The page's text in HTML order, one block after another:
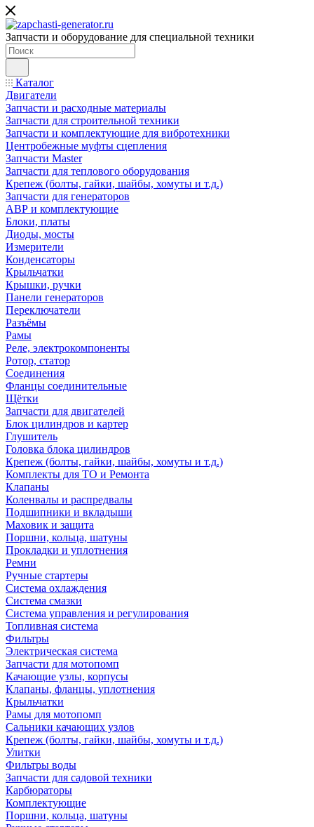
Запчасти и оборудование для специальной техники
Каталог
Двигатели
Запчасти и расходные материалы
Запчасти для строительной техники
Запчасти и комплектующие для вибротехники
Центробежные муфты сцепления
Запчасти Master
Запчасти для теплового оборудования
Крепеж (болты, гайки, шайбы, хомуты и т.д.)
Запчасти для генераторов
АВР и комплектующие
Блоки, платы
Диоды, мосты
Измерители
Конденсаторы
Крыльчатки
Крышки, ручки
Панели генераторов
Переключатели
Разъёмы
Рамы
Реле, электрокомпоненты
Ротор, статор
Соединения
Фланцы соединительные
Щётки
Запчасти для двигателей
Блок цилиндров и картер
Глушитель
Головка блока цилиндров
Крепеж (болты, гайки, шайбы, хомуты и т.д.)
Комплекты для ТО и Ремонта
Клапаны
Коленвалы и распредвалы
Подшипники и вкладыши
Маховик и защита
Поршни, кольца, шатуны
Прокладки и уплотнения
Ремни
Ручные стартеры
Система охлаждения
Система смазки
Система управления и регулирования
Топливная система
Фильтры
Электрическая система
Запчасти для мотопомп
Качающие узлы, корпусы
Клапаны, фланцы, уплотнения
Крыльчатки
Рамы для мотопомп
Сальники качающих узлов
Крепеж (болты, гайки, шайбы, хомуты и т.д.)
Улитки
Фильтры воды
Запчасти для садовой техники
Карбюраторы
Комплектующие
Поршни, кольца, шатуны